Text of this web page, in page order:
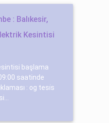
: Balıkesir,
Kesintisi
başlama
saatinde
: og tesi̇s